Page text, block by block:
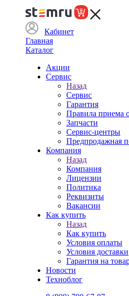
Кабинет
Главная
Каталог
Акции
Сервис
Назад
Сервис
Гарантия
Правила приема
Запчасти
Сервис-центры
Предпродажная
Компания
Назад
Компания
Лицензии
Политика
Реквизиты
Вакансии
Как купить
Назад
Как купить
Условия оплаты
Условия доставки
Гарантия на
Новости
Техноблог